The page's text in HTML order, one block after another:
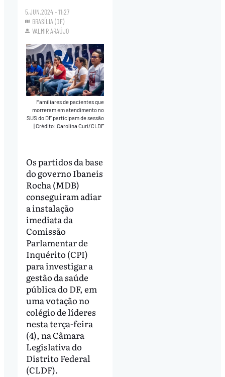
5.JUN.2024 - 11:27
BRASÍLIA (DF)
VALMIR ARAÚJO
Familiares de pacientes que
morreram em atendimento no
SUS do DF participam de sessão
Crédito: Carolina Curi/CLDF
Os partidos da base
do governo Ibaneis
Rocha (MDB)
conseguiram adiar
a instalação
imediata da
Comissão
Parlamentar de
Inquérito (CPI)
para investigar a
gestão da saúde
pública do DF, em
uma votação no
colégio de líderes
nesta terça-feira
(4), na Câmara
Legislativa do
Distrito Federal
(CLDF).